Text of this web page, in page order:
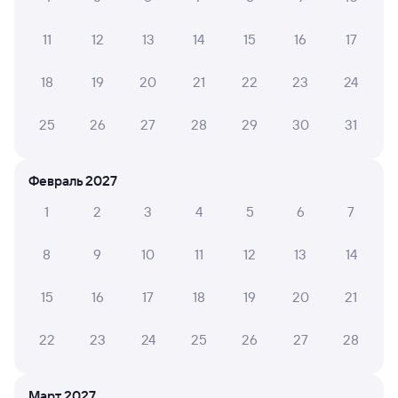
из Абакана
Карасук
Найдём билет на поезд за вас
Даже если сейчас нет мест
11 12 13 14 15 16 17
18 19 20 21 22 23 24
25 26 27 28 29 30 31
Февраль 2027
1
2 3 4 5 6 7
8 9 10 11 12 13 14
15 16 17 18 19 20 21
22 23 24 25 26 27 28